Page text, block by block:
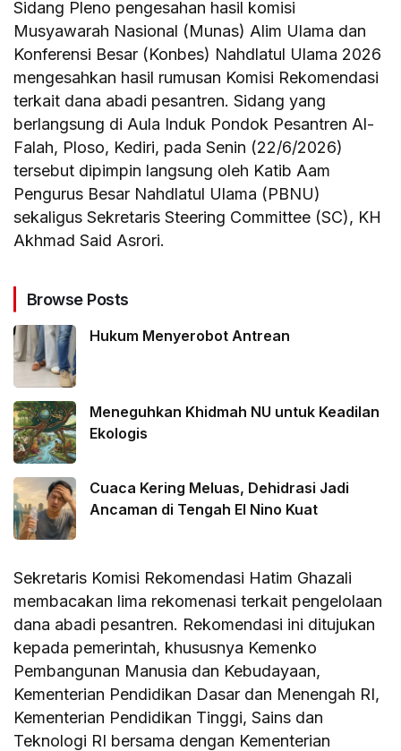
Sidang Pleno pengesahan hasil komisi
Musyawarah Nasional (Munas) Alim Ulama dan
Konferensi Besar (Konbes) Nahdlatul Ulama 2026
mengesahkan hasil rumusan Komisi Rekomendasi
terkait dana abadi pesantren. Sidang yang
berlangsung di Aula Induk Pondok Pesantren Al-
Falah, Ploso, Kediri, pada Senin (22/6/2026)
tersebut dipimpin langsung oleh Katib Aam
Pengurus Besar Nahdlatul Ulama (PBNU)
sekaligus Sekretaris Steering Committee (SC), KH
Akhmad Said Asrori.
Browse Posts
Hukum Menyerobot Antrean
Meneguhkan Khidmah NU untuk Keadilan
Ekologis
Cuaca Kering Meluas, Dehidrasi Jadi
Ancaman di Tengah El Nino Kuat
Sekretaris Komisi Rekomendasi Hatim Ghazali
membacakan lima rekomenasi terkait pengelolaan
dana abadi pesantren. Rekomendasi ini ditujukan
kepada pemerintah, khususnya Kemenko
Pembangunan Manusia dan Kebudayaan,
Kementerian Pendidikan Dasar dan Menengah RI,
Kementerian Pendidikan Tinggi, Sains dan
Teknologi RI bersama dengan Kementerian